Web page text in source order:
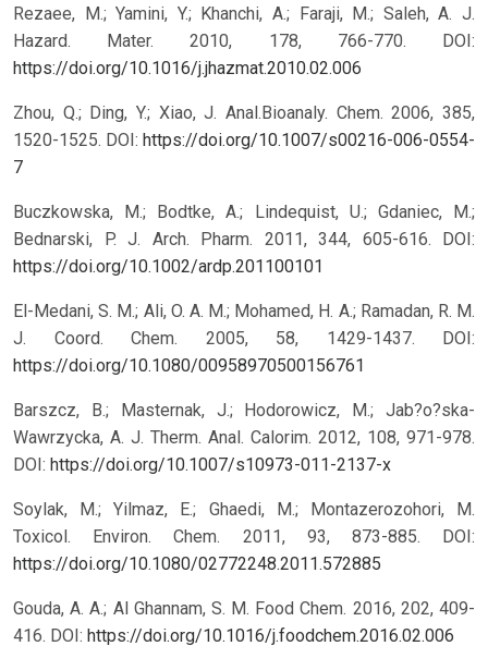
Rezaee, M.; Yamini, Y.; Khanchi, A.; Faraji, M.; Saleh, A. J.
Hazard. Mater. 2010, 178, 766-770.
DOI:
https://doi.org/10.1016/j.jhazmat.2010.02.006
Zhou, Q.; Ding, Y.; Xiao, J. Anal.Bioanaly. Chem. 2006, 385,
1520-1525. DOI: https://doi.org/10.1007/s00216-006-0554-
7
Buczkowska, M.; Bodtke, A.; Lindequist, U.; Gdaniec, M.;
Bednarski, P. J. Arch. Pharm. 2011, 344, 605-616.
DOI:
https://doi.org/10.1002/ardp.201100101
El-Medani, S. M.; Ali, O. A. M.; Mohamed, H. A.; Ramadan, R. M.
J. Coord. Chem. 2005, 58, 1429-1437.
DOI:
https://doi.org/10.1080/00958970500156761
Barszcz, B.; Masternak, J.; Hodorowicz, M.; Jab?o?ska-
Wawrzycka, A. J. Therm. Anal. Calorim. 2012, 108, 971-978.
DOI: https://doi.org/10.1007/s10973-011-2137-x
Soylak, M.; Yilmaz, E.; Ghaedi, M.; Montazerozohori, M.
Toxicol. Environ. Chem. 2011, 93, 873-885.
DOI:
https://doi.org/10.1080/02772248.2011.572885
Gouda, A. A.; Al Ghannam, S. M. Food Chem. 2016, 202, 409-
416. DOI: https://doi.org/10.1016/j.foodchem.2016.02.006